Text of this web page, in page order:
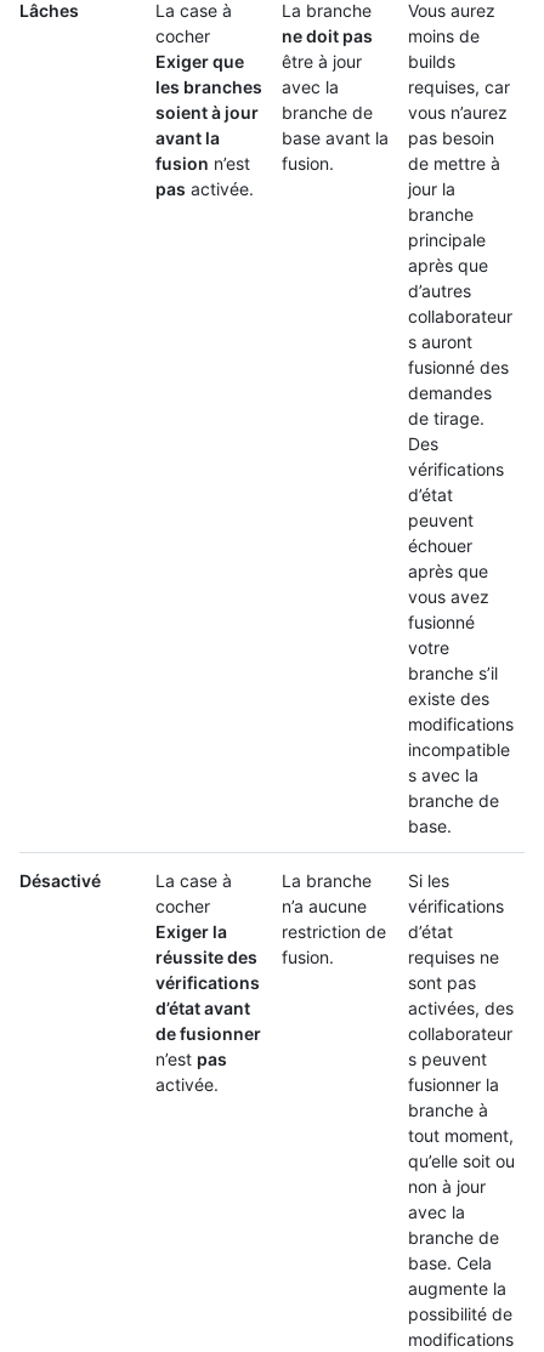
Lâches
La case à
cocher
Exiger que
les branches
soient à jour
avant la
fusion n’est
pas activée.
La branche
ne doit pas
être à jour
avec la
branche de
base avant la
fusion.
Vous aurez
moins de
builds
requises, car
vous n’aurez
pas besoin
de mettre à
jour la
branche
principale
après que
d’autres
collaborateur
s auront
fusionné des
demandes
de tirage.
Des
vérifications
d’état
peuvent
échouer
après que
vous avez
fusionné
votre
branche s’il
existe des
modifications
incompatible
s avec la
branche de
base.
Désactivé
La case à
cocher
Exiger la
réussite des
vérifications
d’état avant
de fusionner
n’est pas
activée.
La branche
n’a aucune
restriction de
fusion.
Si les
vérifications
d’état
requises ne
sont pas
activées, des
collaborateur
s peuvent
fusionner la
branche à
tout moment,
qu’elle soit ou
non à jour
avec la
branche de
base. Cela
augmente la
possibilité de
modifications